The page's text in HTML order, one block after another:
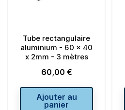
Tube rectangulaire
aluminium - 60 x 40
x 2mm - 3 mètres
Prix
60,00 €
Ajouter au
panier